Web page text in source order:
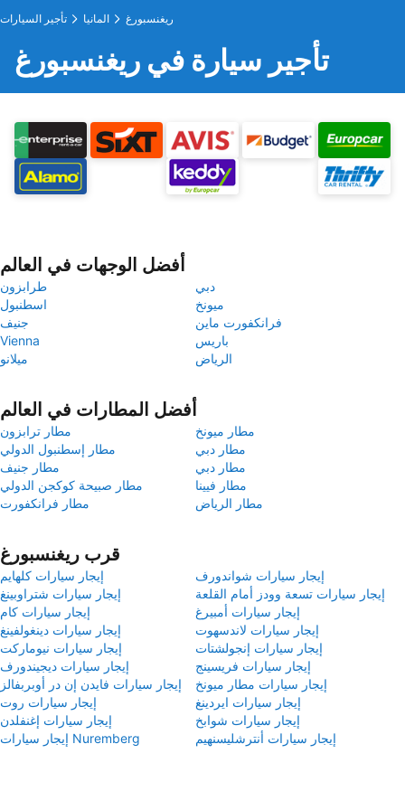
تأجير السيارات المانيا ريغنسبورغ
تأجير سيارة في ريغنسبورغ
أفضل الوجهات في العالم
طرابزون
دبي
اسطنبول
ميونخ
جنيف
فرانكفورت ماين
Vienna
باريس
ميلانو
الرياض
أفضل المطارات في العالم
مطار ترابزون
مطار ميونخ
مطار إسطنبول الدولي
مطار دبي
مطار جنيف
مطار دبي
مطار صبيحة كوكجن الدولي
مطار فيينا
مطار فرانكفورت
مطار الرياض
قرب ريغنسبورغ
إيجار سيارات كلهايم
إيجار سيارات شواندورف
إيجار سيارات شتراوبينغ
إيجار سيارات تسعة وودز أمام القلعة
إيجار سيارات كام
إيجار سيارات أمبيرغ
إيجار سيارات دينغولفينغ
إيجار سيارات لاندسهوت
إيجار سيارات نيوماركت
إيجار سيارات إنجولشتات
إيجار سيارات ديجيندورف
إيجار سيارات فريسينج
إيجار سيارات فايدن إن در أوبربفالز
إيجار سيارات مطار ميونخ
إيجار سيارات روت
إيجار سيارات ايردينغ
إيجار سيارات إغنفلدن
إيجار سيارات شوابخ
إيجار سيارات Nuremberg
إيجار سيارات أنترشليسنهيم